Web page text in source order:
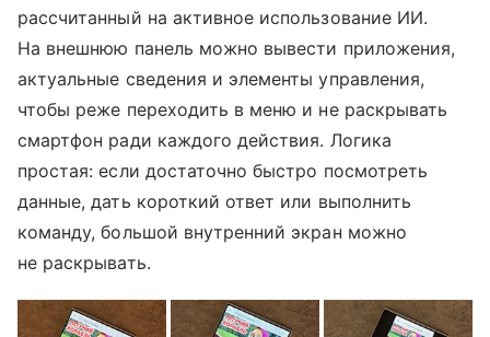
рассчитанный на активное использование ИИ.
На внешнюю панель можно вывести приложения,
актуальные сведения и элементы управления,
чтобы реже переходить в меню и не раскрывать
смартфон ради каждого действия. Логика
простая: если достаточно быстро посмотреть
данные, дать короткий ответ или выполнить
команду, большой внутренний экран можно
не раскрывать.